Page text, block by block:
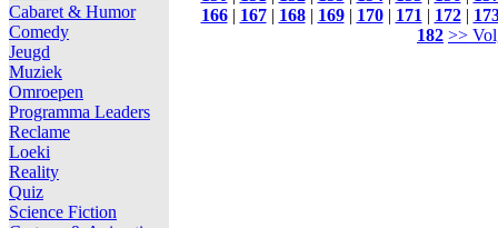
Cabaret & Humor
Comedy
Jeugd
Muziek
Omroepen
Programma Leaders
Reclame
Loeki
Reality
Quiz
Science Fiction
166| 167| 168| 169| 170| 171| 172|
182 >>